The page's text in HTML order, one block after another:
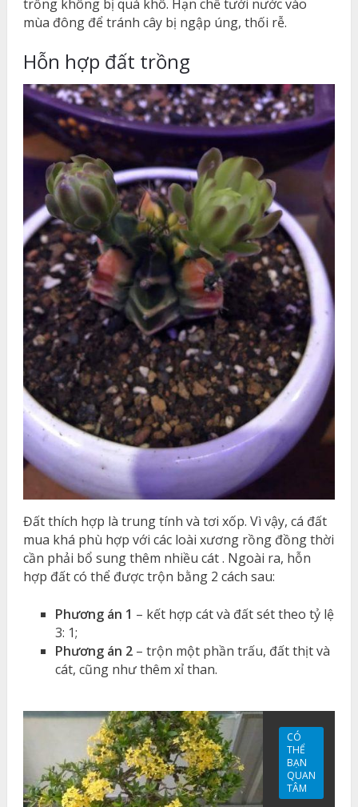
trồng không bị quá khô. Hạn chế tưới nước vào
mùa đông để tránh cây bị ngập úng, thối rễ.
Hỗn hợp đất trồng
Đất thích hợp là trung tính và tơi xốp. Vì vậy, cá đất
mua khá phù hợp với các loài xương rồng đồng thời
cần phải bổ sung thêm nhiều cát . Ngoài ra, hỗn
hợp đất có thể được trộn bằng 2 cách sau:
Phương án 1 – kết hợp cát và đất sét theo tỷ lệ
3: 1;
Phương án 2– trộn một phần trấu, đất thịt và
cát, cũng như thêm xỉ than.
CÓ
THỂ
BẠN
QUAN
TÂM